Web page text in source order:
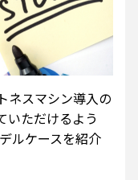
ネスマシン導入の
いただけるよう
ルケースを紹介